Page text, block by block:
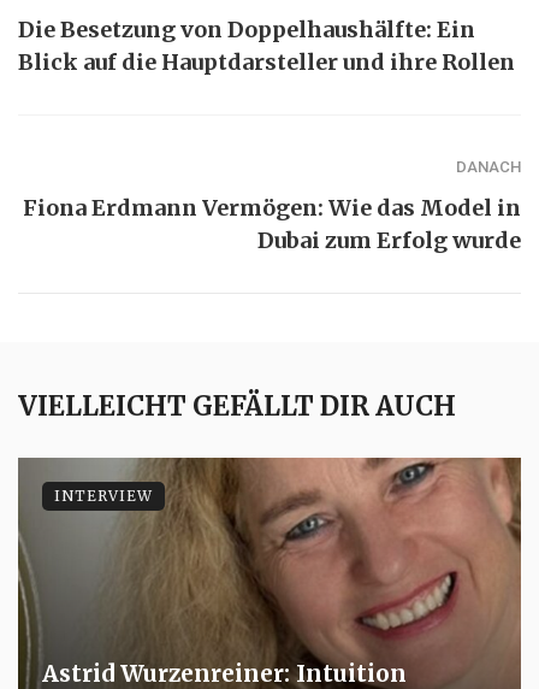
Die Besetzung von Doppelhaushälfte: Ein
Blick auf die Hauptdarsteller und ihre Rollen
DANACH
Fiona Erdmann Vermögen: Wie das Model in
Dubai zum Erfolg wurde
VIELLEICHT GEFÄLLT DIR AUCH
Astrid Wurzenreiner: Intuition
INTERVIEW